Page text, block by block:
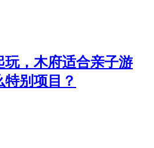
玩，木府适合亲子游
别项目？